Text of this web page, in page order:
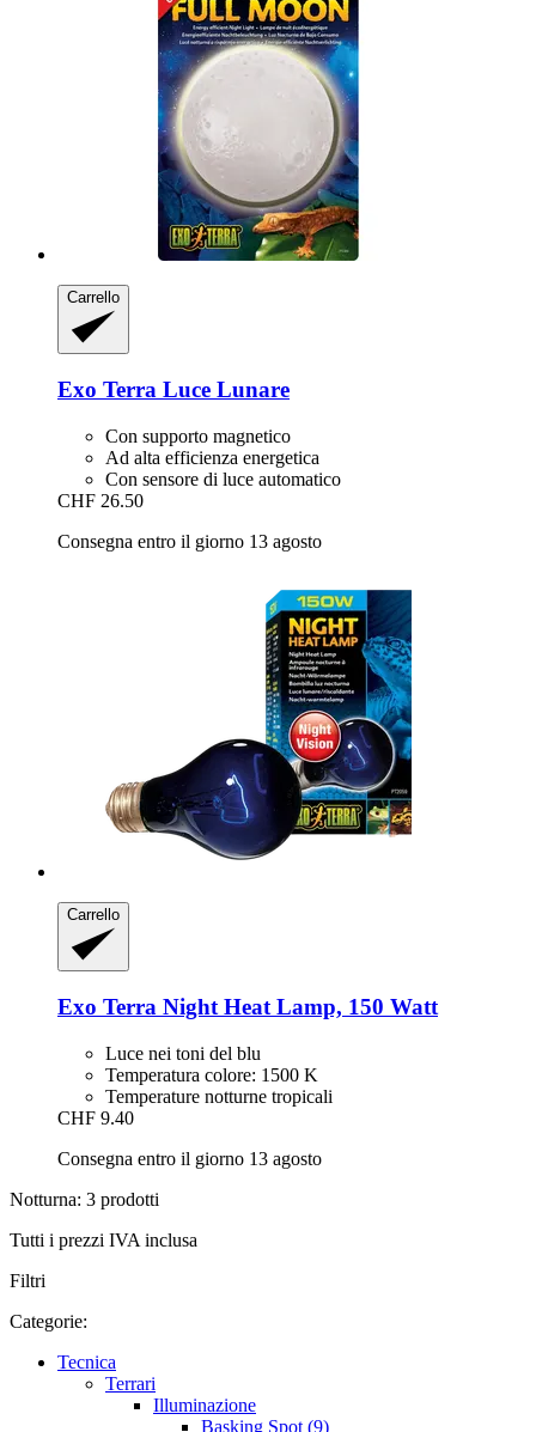
Carrello
Exo Terra Luce Lunare
Con supporto magnetico
Ad alta efficienza energetica
Con sensore di luce automatico
CHF 26.50
Consegna entro il giorno 13 agosto
Carrello
Exo Terra Night Heat Lamp, 150 Watt
Luce nei toni del blu
Temperatura colore: 1500 K
Temperature notturne tropicali
CHF 9.40
Consegna entro il giorno 13 agosto
Notturna: 3 prodotti
Tutti i prezzi IVA inclusa
Filtri
Categorie:
Tecnica
Terrari
Illuminazione
Basking Spot (9)